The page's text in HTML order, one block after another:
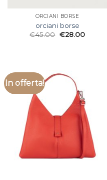
ORCIANI BORSE
orciani borse
€45.00 €28.00
In offerta!